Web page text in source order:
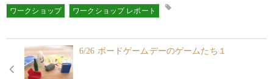
ワークショップ ワークショップ レポート
6/26 ボードゲームデーのゲームたち１